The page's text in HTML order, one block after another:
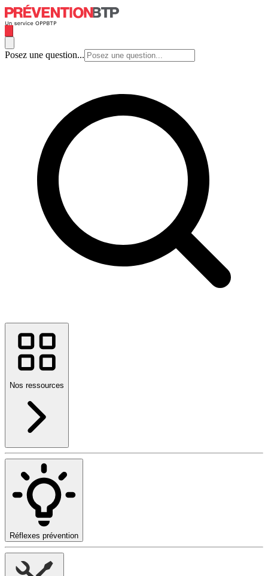
Posez une question...
Nos ressources
Réflexes prévention